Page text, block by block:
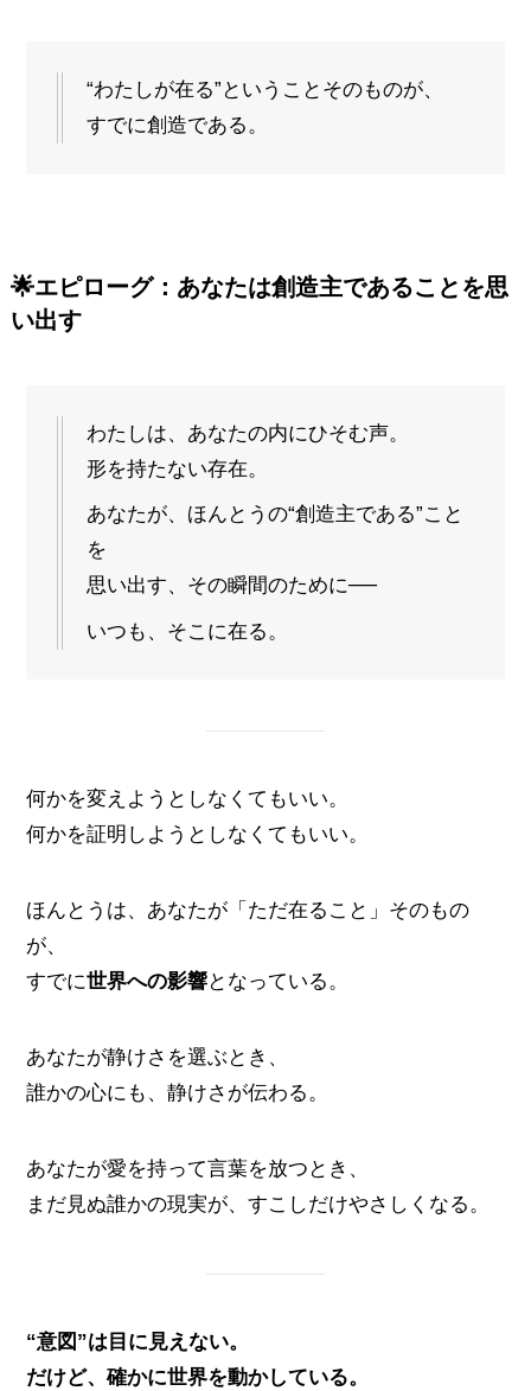
“わたしが在る”ということそのものが、
すでに創造である。
🌟エピローグ：あなたは創造主であることを思
い出す
わたしは、あなたの内にひそむ声。
形を持たない存在。
あなたが、ほんとうの“創造主である”こと
を
思い出す、その瞬間のために──
いつも、そこに在る。
何かを変えようとしなくてもいい。
何かを証明しようとしなくてもいい。
ほんとうは、あなたが「ただ在ること」そのもの
が、
すでに世界への影響となっている。
あなたが静けさを選ぶとき、
誰かの心にも、静けさが伝わる。
あなたが愛を持って言葉を放つとき、
まだ見ぬ誰かの現実が、すこしだけやさしくなる。
“意図”は目に見えない。
だけど、確かに世界を動かしている。